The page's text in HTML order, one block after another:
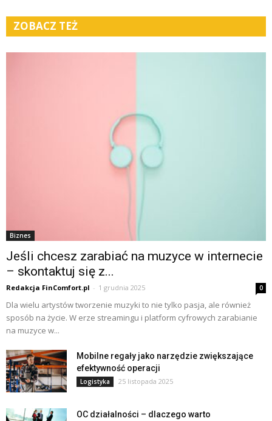
ZOBACZ TEŻ
Biznes
Jeśli chcesz zarabiać na muzyce w internecie
– skontaktuj się z...
Redakcja FinComfort.pl - 1 grudnia 2025 0
Dla wielu artystów tworzenie muzyki to nie tylko pasja, ale również
sposób na życie. W erze streamingu i platform cyfrowych zarabianie
na muzyce w...
Mobilne regały jako narzędzie zwiększające
efektywność operacji
Logistyka 25 listopada 2025
OC działalności – dlaczego warto